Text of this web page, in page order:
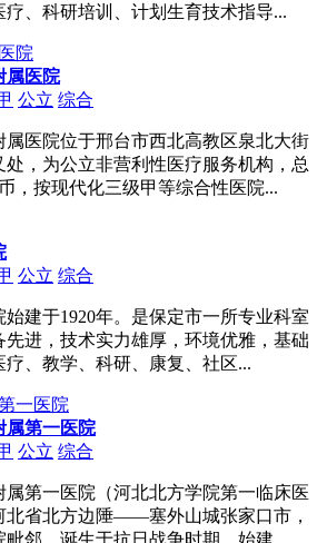
疗、科研培训、计划生育技术指导...
属医院
公立 综合
属医院位于邢台市西北高教区泉北大街
处，为公立非营利性医疗服务机构，总
，按现代化三级甲等综合性医院...
公立 综合
建于1920年。是保定市一所专业科室
先进，技术实力雄厚，环境优雅，基础
疗、教学、科研、康复、社区...
属第一医院
公立 综合
属第一医院（河北北方学院第一临床医
北省北方边陲——塞外山城张家口市，